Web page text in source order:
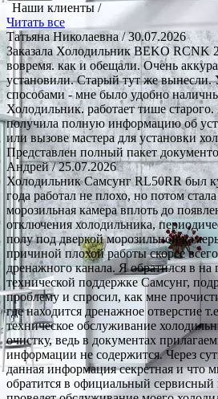
Наши клиенты /
Читать все
Татьяна Николаевна/ 30.07.2026
Заказала Холодильник BEKO RCNK
вовремя. как и обещали. Очень
установили. Старый тут же
способами - мне было удобно
Холодильник. работает тише
получила полную информацию об
или вызове мастера для установки
Представлен полный пакет
Андрей/ 25.07.2026
Холодильник Самсунг RL50RR был
года работал не плохо, но потом стала
морозильная камера вплоть до
отключения холодильника,
полу под дверкой морозильной
причиной плохой работы скорее всего
дренажного канала. Я обратился в
технической поддержке Самсунг,
проблему и спросил, как мне
где находится дренажное отверстие
техническое обслуживание
очистку, ведь в документах
информации не содержится. Через
данная информация секретная и что
обратится в официальный сервисный